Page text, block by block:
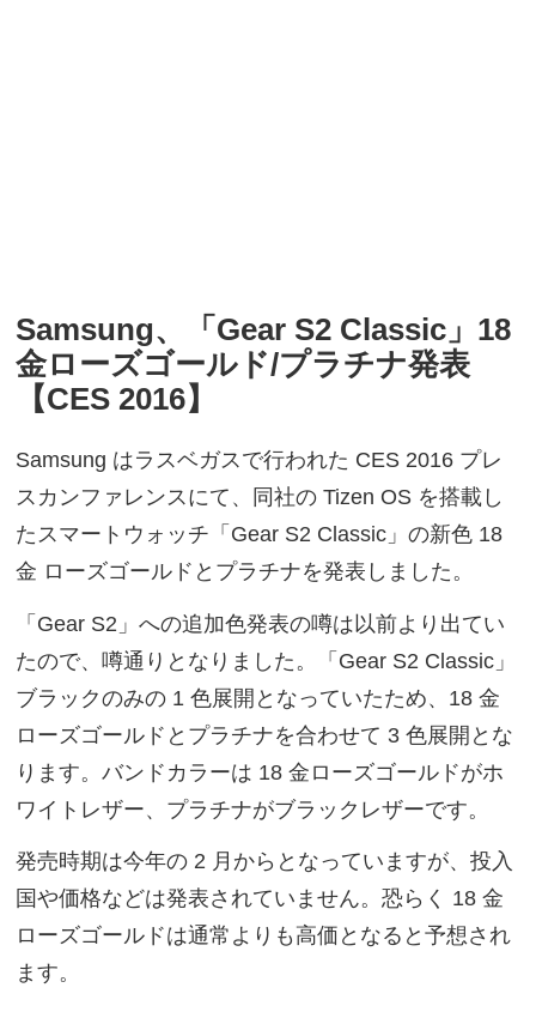
Samsung、「Gear S2 Classic」18
金ローズゴールド/プラチナ発表
【CES 2016】
Samsung はラスベガスで行われた CES 2016 プレ
スカンファレンスにて、同社の Tizen OS を搭載し
たスマートウォッチ「Gear S2 Classic」の新色 18
金 ローズゴールドとプラチナを発表しました。
「Gear S2」への追加色発表の噂は以前より出てい
たので、噂通りとなりました。「Gear S2 Classic」
ブラックのみの 1 色展開となっていたため、18 金
ローズゴールドとプラチナを合わせて 3 色展開とな
ります。バンドカラーは 18 金ローズゴールドがホ
ワイトレザー、プラチナがブラックレザーです。
発売時期は今年の 2 月からとなっていますが、投入
国や価格などは発表されていません。恐らく 18 金
ローズゴールドは通常よりも高価となると予想され
ます。